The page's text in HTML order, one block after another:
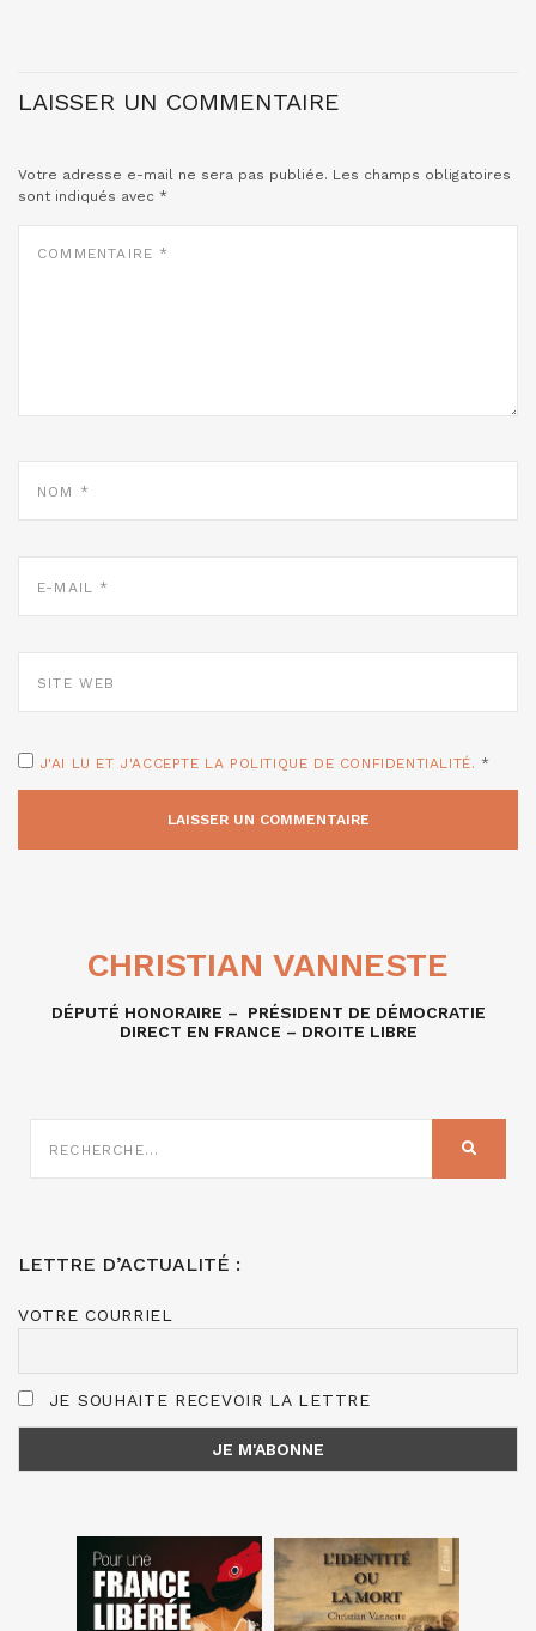
LAISSER UN COMMENTAIRE
Votre adresse e-mail ne sera pas publiée. Les champs obligatoires
sont indiqués avec *
COMMENTAIRE
NOM
E-
MAIL
SITE
WEB
J'AI LU ET J'ACCEPTE LA POLITIQUE DE CONFIDENTIALITÉ. *
CHRISTIAN VANNESTE
DÉPUTÉ HONORAIRE – PRÉSIDENT DE DÉMOCRATIE
DIRECT EN FRANCE – DROITE LIBRE
RECHERCHE
SUR
LETTRE D’ACTUALITÉ :
VOTRE COURRIEL
JE SOUHAITE RECEVOIR LA LETTRE